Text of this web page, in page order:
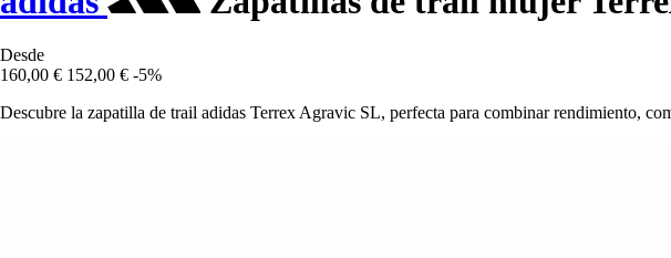
Desde
160,00 € 152,00 € -5%
Descubre la zapatilla de trail adidas Terrex Agravic SL, perfecta para combinar rendimiento,